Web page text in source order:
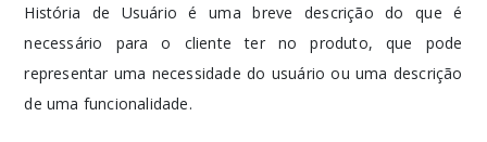
História de Usuário é uma breve descrição do que é
necessário para o cliente ter no produto, que pode
representar uma necessidade do usuário ou uma descrição
de uma funcionalidade.